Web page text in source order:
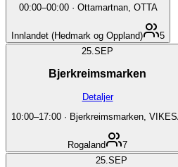
00:00–00:00· Ottamartnan, OTTA
Innlandet (Hedmark og Oppland)
5
25.SEP
Bjerkreimsmarken
Detaljer
10:00–17:00 · Bjerkreimsmarken,
Rogaland
7
25.SEP